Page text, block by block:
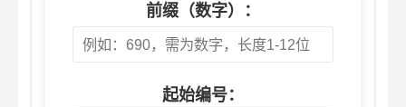
前缀（数字）：
起始编号：